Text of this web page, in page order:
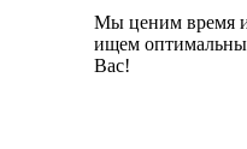
Мы ценим время и
ищем
Вас!